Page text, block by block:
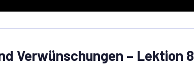
Verwünschungen – Lektion 8